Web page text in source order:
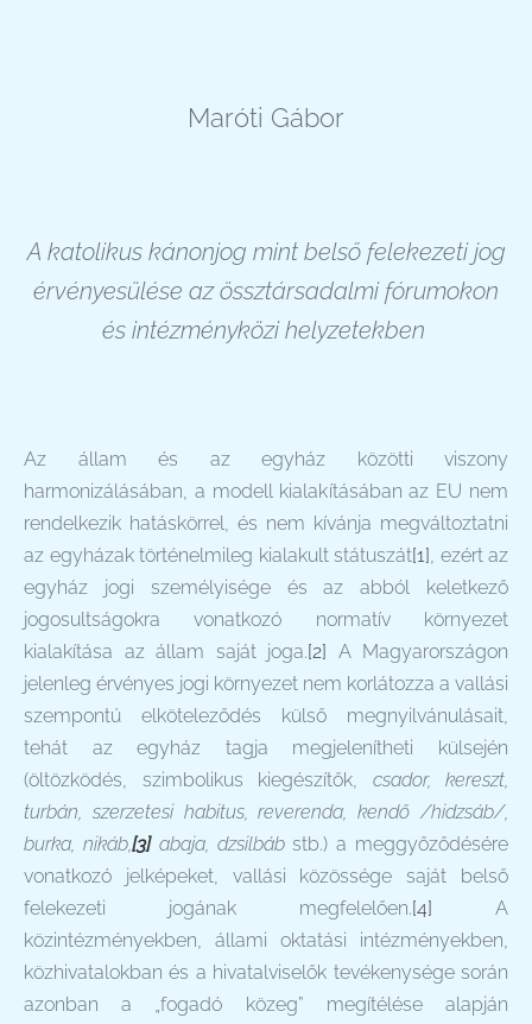
Maróti Gábor
A katolikus kánonjog mint belső felekezeti jog
érvényesülése az össztársadalmi fórumokon
és intézményközi helyzetekben
Az állam és az egyház közötti viszony
harmonizálásában, a modell kialakításában az EU nem
rendelkezik hatáskörrel, és nem kívánja megváltoztatni
az egyházak történelmileg kialakult státuszát[1], ezért az
egyház jogi személyisége és az abból keletkező
jogosultságokra vonatkozó normatív környezet
kialakítása az állam saját joga.[2] A Magyarországon
jelenleg érvényes jogi környezet nem korlátozza a vallási
szempontú elköteleződés külső megnyilvánulásait,
tehát az egyház tagja megjelenítheti külsején
(öltözködés, szimbolikus kiegészítők, csador, kereszt,
turbán, szerzetesi habitus, reverenda, kendő /hidzsáb/,
burka, nikáb,[3]abaja, dzsilbábstb.) a meggyőződésére
vonatkozó jelképeket, vallási közössége saját belső
felekezeti jogának megfelelően.[4] A
közintézményekben, állami oktatási intézményekben,
közhivatalokban és a hivatalviselők tevékenysége során
azonban a „fogadó közeg” megítélése alapján